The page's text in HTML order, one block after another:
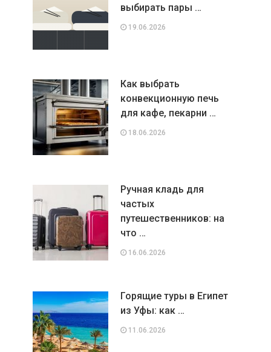
выбирать пары …
19.06.2026
Как выбрать
конвекционную печь
для кафе, пекарни …
18.06.2026
Ручная кладь для
частых
путешественников: на
что …
16.06.2026
Горящие туры в Египет
из Уфы: как …
11.06.2026